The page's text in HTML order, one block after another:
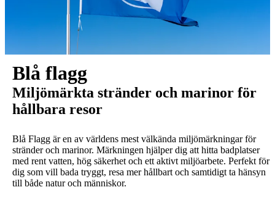
Blå flagg
Miljömärkta stränder och marinor för
hållbara resor
Blå Flagg är en av världens mest välkända miljömärkningar för
stränder och marinor. Märkningen hjälper dig att hitta badplatser
med rent vatten, hög säkerhet och ett aktivt miljöarbete. Perfekt för
dig som vill bada tryggt, resa mer hållbart och samtidigt ta hänsyn
till både natur och människor.